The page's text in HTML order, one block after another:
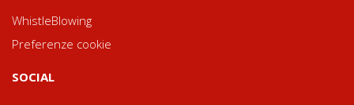
WhistleBlowing
Preferenze cookie
SOCIAL